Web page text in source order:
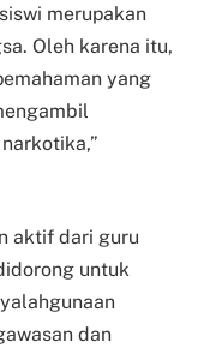
merupakan
Oleh karena itu,
yang
aktif dari guru
untuk
dan